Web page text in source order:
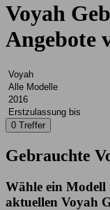
Voyah
Angebote
0 Treffer
Gebrauchte
Wähle ein Modell
aktuellen Voyah